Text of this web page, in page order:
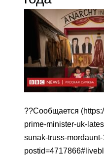
??Сообщается
prime-minister-uk-
sunak-truss-